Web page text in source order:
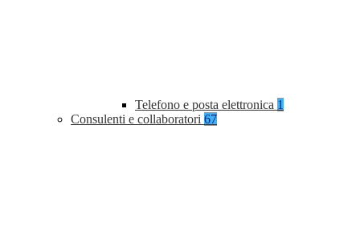
Telefono e posta elettronica 1
Consulenti e collaboratori 67